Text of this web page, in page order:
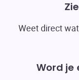
Weet direct
Word je